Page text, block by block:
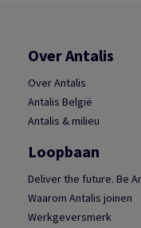
Over Antalis
Over Antalis
Antalis België
Antalis & milieu
Loopbaan
Deliver the future. Be
Waarom Antalis joinen
Werkgeversmerk